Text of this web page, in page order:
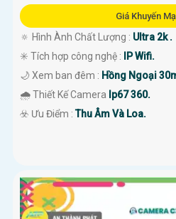
Giá Khuyến
🔅 Hình Ành Chất Lượng : Ultra 2k .
✳️ Tích hợp công nghệ :
IP Wifi.
🌙 Xem ban đêm : Hồng Ngoại
🌧️ Thiết Kế Camera Ip67 360.
️☣️ Ưu Điểm :Thu Âm Và Loa.